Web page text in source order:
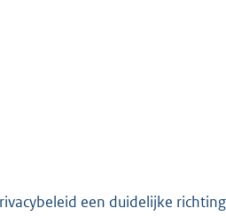
een duidelijke